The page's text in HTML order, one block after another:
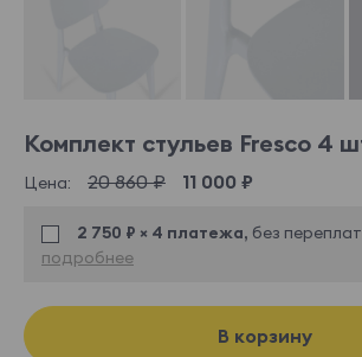
Комплект стульев Fresco 4
Цена: 20 860 ₽ 11 000 ₽
2 750 ₽ × 4 платежа, без
подробнее
В корзину